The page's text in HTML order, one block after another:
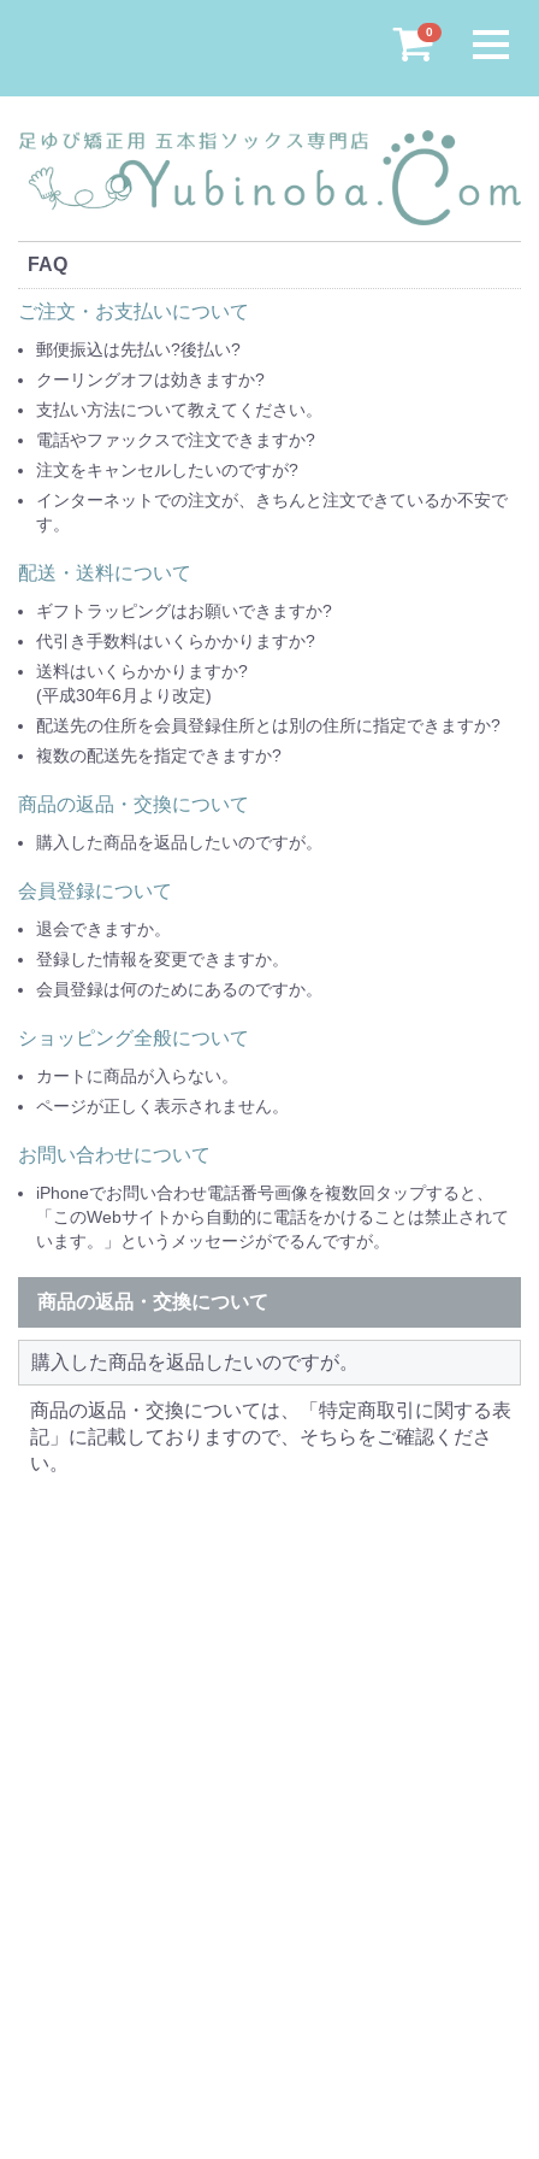
0 Menu
FAQ
ご注文・お支払いについて
郵便振込は先払い?後払い?
クーリングオフは効きますか?
支払い方法について教えてください。
電話やファックスで注文できますか?
注文をキャンセルしたいのですが?
インターネットでの注文が、きちんと注文できているか不安で
す。
配送・送料について
ギフトラッピングはお願いできますか?
代引き手数料はいくらかかりますか?
送料はいくらかかりますか?
(平成30年6月より改定)
配送先の住所を会員登録住所とは別の住所に指定できますか?
複数の配送先を指定できますか?
商品の返品・交換について
購入した商品を返品したいのですが。
会員登録について
退会できますか。
登録した情報を変更できますか。
会員登録は何のためにあるのですか。
ショッピング全般について
カートに商品が入らない。
ページが正しく表示されません。
お問い合わせについて
iPhoneでお問い合わせ電話番号画像を複数回タップすると、
「このWebサイトから自動的に電話をかけることは禁止されて
います。」というメッセージがでるんですが。
商品の返品・交換について
購入した商品を返品したいのですが。
商品の返品・交換については、「特定商取引に関する表
記」に記載しておりますので、そちらをご確認くださ
い。